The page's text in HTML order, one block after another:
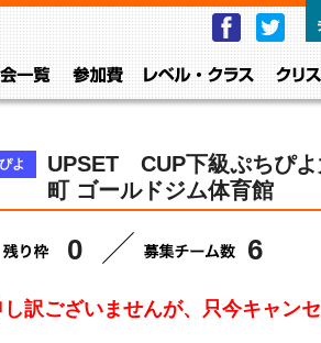
はじめての方へ
大会一覧参加費
よ
UPSET CUP下級ぷちぴ
町 ゴールドジム体育館
0 6
し訳ございませんが、只今キャンセ